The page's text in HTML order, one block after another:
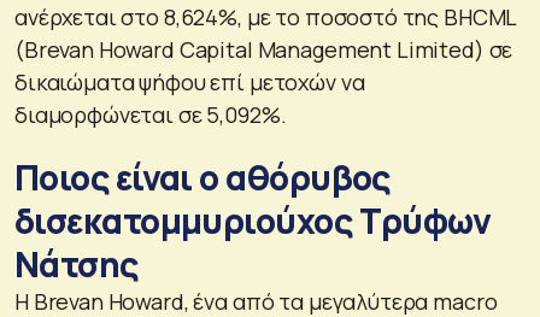
ανέρχεται στο 8,624%, με το ποσοστό της BHCML
(Brevan Howard Capital Management Limited) σε
δικαιώματα ψήφου επί μετοχών να
διαμορφώνεται σε 5,092%.
Ποιος είναι ο αθόρυβος
δισεκατομμυριούχος Τρύφων
Νάτσης
Η Brevan Howard, ένα από τα μεγαλύτερα macro